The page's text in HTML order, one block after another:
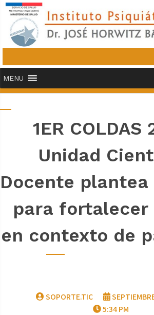
MENU
1ER COLDAS
Unidad
Docente
para fortalecer
en contexto de
SOPORTE.TIC
5:34 PM